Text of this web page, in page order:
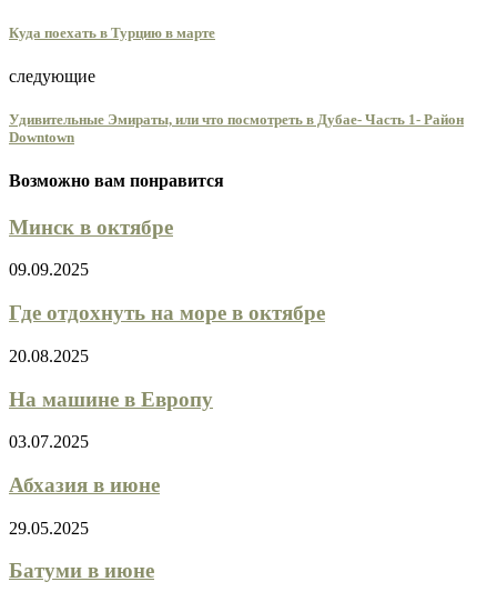
Куда поехать в Турцию в марте
следующие
Удивительные Эмираты, или что посмотреть в Дубае- Часть 1- Район
Downtown
Возможно вам понравится
Минск в октябре
09.09.2025
Где отдохнуть на море в октябре
20.08.2025
На машине в Европу
03.07.2025
Абхазия в июне
29.05.2025
Батуми в июне